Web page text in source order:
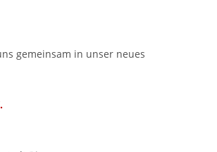
gemeinsam in unser neues